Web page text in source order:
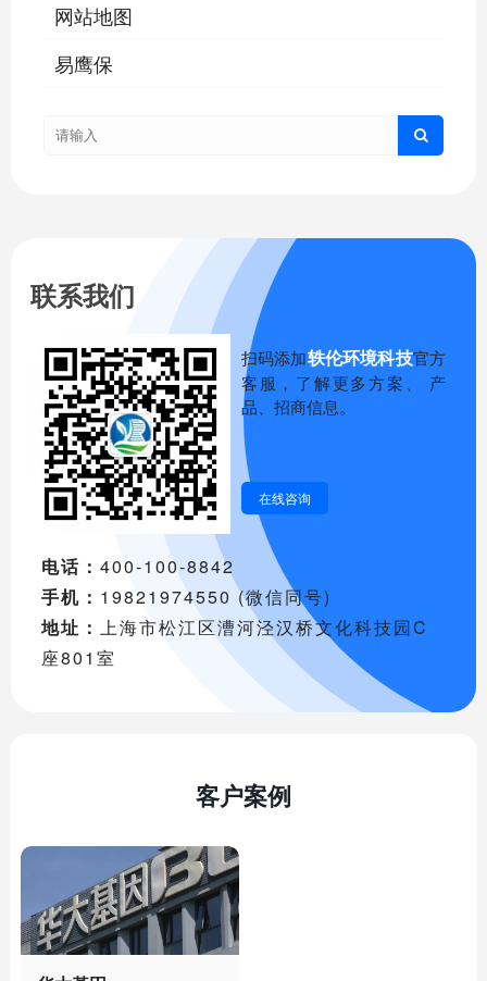
网站地图
易鹰保
联系我们
扫码添加轶伦环境科技官方
客服，了解更多方案、 产
品、招商信息。
在线咨询
电话： 400-100-8842
手机： 19821974550 (微信同号)
地址： 上海市松江区漕河泾汉桥文化科技园C
座801室
客户案例